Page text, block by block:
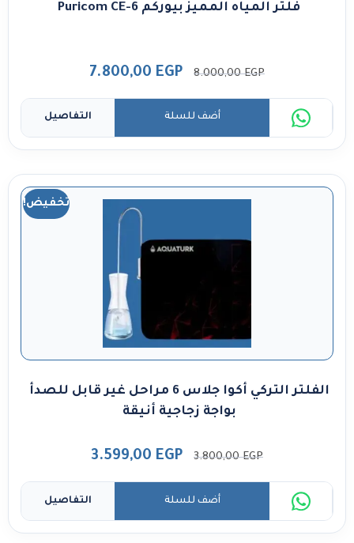
فلتر المياه المميز بيوركم Puricom CE-6
8.000,00EGP
7.800,00 EGP
التفاصيل أضف للسلة
تخفيض!
الفلتر التركي أكوا جلاس 6 مراحل غير قابل للصدأ
بواجة زجاجية أنيقة
3.800,00EGP
3.599,00 EGP
التفاصيل أضف للسلة